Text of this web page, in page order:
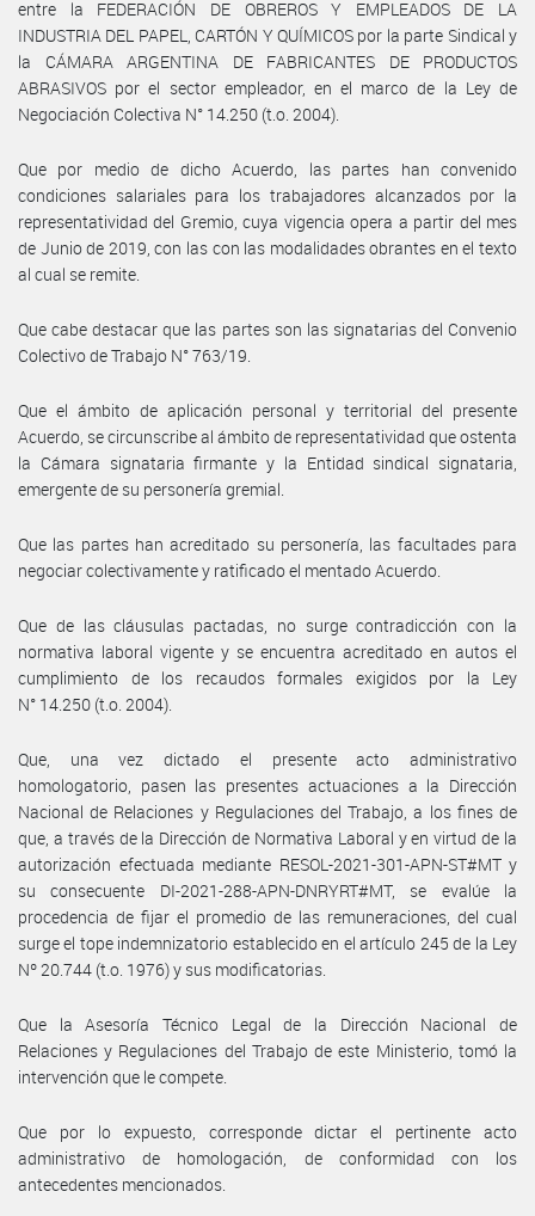
entre la FEDERACIÓN DE OBREROS Y EMPLEADOS DE LA
INDUSTRIA DEL PAPEL, CARTÓN Y QUÍMICOS por la parte Sindical y
la CÁMARA ARGENTINA DE FABRICANTES DE PRODUCTOS
ABRASIVOS por el sector empleador, en el marco de la Ley de
Negociación Colectiva N° 14.250 (t.o. 2004).
Que por medio de dicho Acuerdo, las partes han convenido
condiciones salariales para los trabajadores alcanzados por la
representatividad del Gremio, cuya vigencia opera a partir del mes
de Junio de 2019, con las con las modalidades obrantes en el texto
al cual se remite.
Que cabe destacar que las partes son las signatarias del Convenio
Colectivo de Trabajo N° 763/19.
Que el ámbito de aplicación personal y territorial del presente
Acuerdo, se circunscribe al ámbito de representatividad que ostenta
la Cámara signataria firmante y la Entidad sindical signataria,
emergente de su personería gremial.
Que las partes han acreditado su personería, las facultades para
negociar colectivamente y ratificado el mentado Acuerdo.
Que de las cláusulas pactadas, no surge contradicción con la
normativa laboral vigente y se encuentra acreditado en autos el
cumplimiento de los recaudos formales exigidos por la Ley
N° 14.250 (t.o. 2004).
Que, una vez dictado el presente acto administrativo
homologatorio, pasen las presentes actuaciones a la Dirección
Nacional de Relaciones y Regulaciones del Trabajo, a los fines de
que, a través de la Dirección de Normativa Laboral y en virtud de la
autorización efectuada mediante RESOL-2021-301-APN-ST#MT y
su consecuente DI-2021-288-APN-DNRYRT#MT, se evalúe la
procedencia de fijar el promedio de las remuneraciones, del cual
surge el tope indemnizatorio establecido en el artículo 245 de la Ley
Nº 20.744 (t.o. 1976) y sus modificatorias.
Que la Asesoría Técnico Legal de la Dirección Nacional de
Relaciones y Regulaciones del Trabajo de este Ministerio, tomó la
intervención que le compete.
Que por lo expuesto, corresponde dictar el pertinente acto
administrativo de homologación, de conformidad con los
antecedentes mencionados.